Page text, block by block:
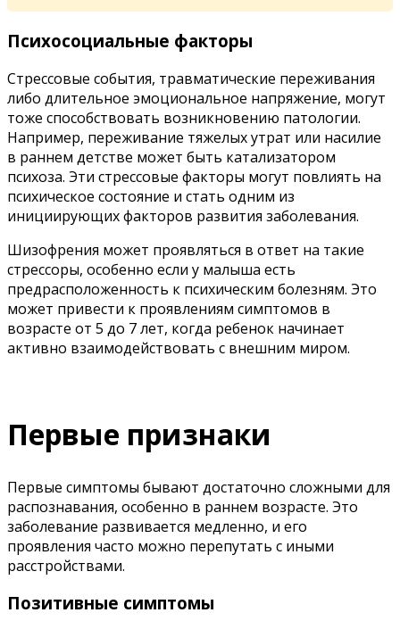
Психосоциальные факторы
Стрессовые события, травматические переживания
либо длительное эмоциональное напряжение, могут
тоже способствовать возникновению патологии.
Например, переживание тяжелых утрат или насилие
в раннем детстве может быть катализатором
психоза. Эти стрессовые факторы могут повлиять на
психическое состояние и стать одним из
инициирующих факторов развития заболевания.
Шизофрения может проявляться в ответ на такие
стрессоры, особенно если у малыша есть
предрасположенность к психическим болезням. Это
может привести к проявлениям симптомов в
возрасте от 5 до 7 лет, когда ребенок начинает
активно взаимодействовать с внешним миром.
Первые признаки
Первые симптомы бывают достаточно сложными для
распознавания, особенно в раннем возрасте. Это
заболевание развивается медленно, и его
проявления часто можно перепутать с иными
расстройствами.
Позитивные симптомы